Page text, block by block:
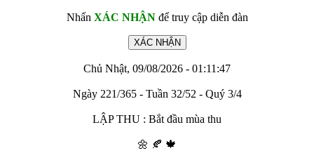
Nhấn XÁC NHẬNđể truy cập diễn đàn
Chủ Nhật, 09/08/2026 - 01:11:47
Ngày 221/365 - Tuần 32/52 - Quý 3/4
LẬP THU : Bắt đầu mùa thu
🌼 🍂 🍁